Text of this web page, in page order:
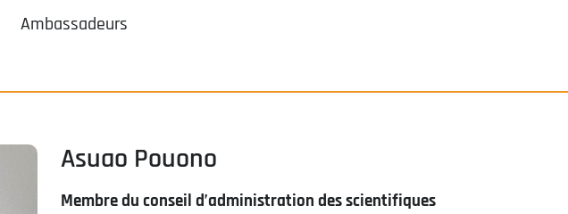
Ambassadeurs
Asuao Pouono
Membre du conseil d’administration des scientifiques